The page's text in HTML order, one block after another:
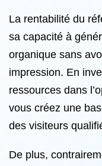
La rentabilité du
sa capacité à
organique sans
impression. En
ressources dans
vous créez une
des visiteurs
De plus,